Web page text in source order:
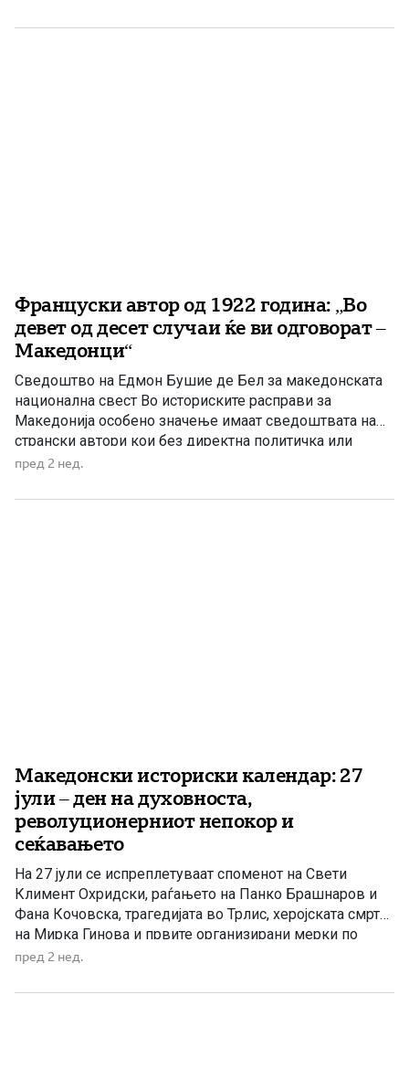
искуство на Блискиот Исток, особено во Египет,
Француски автор од 1922 година: „Во
девет од десет случаи ќе ви одговорат –
Македонци“
Сведоштво на Едмон Бушие де Бел за македонската
национална свест Во историските расправи за
Македонија особено значење имаат сведоштвата на
странски автори кои без директна политичка или
национална припадност кон балканските спорови ги
терен. Еден од нив е францускиот публицист и
пред 2 нед.
Македонски историски календар: 27
јули – ден на духовноста,
револуционерниот непокор и
сеќавањето
На 27 јули се испреплетуваат споменот на Свети
Климент Охридски, раѓањето на Панко Брашнаров и
Фана Кочовска, трагедијата во Трлис, херојската смрт
на Мирка Гинова и првите организирани мерки по
катастрофалниот земјотрес во Скопје. 916 – Поменот
календари и во Синаксарот на Асемановото
пред 2 нед.